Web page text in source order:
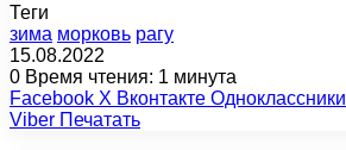
Теги
зима морковь рагу
15.08.2022
0 Время чтения: 1 минута
Facebook X Вконтакте Одноклассники
Viber Печатать